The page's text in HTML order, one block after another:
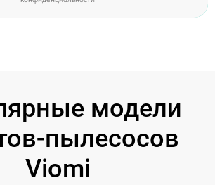
модели
пылесосов
Viomi